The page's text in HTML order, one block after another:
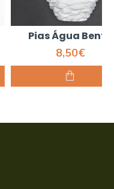
Pias Água Benta
8,50€